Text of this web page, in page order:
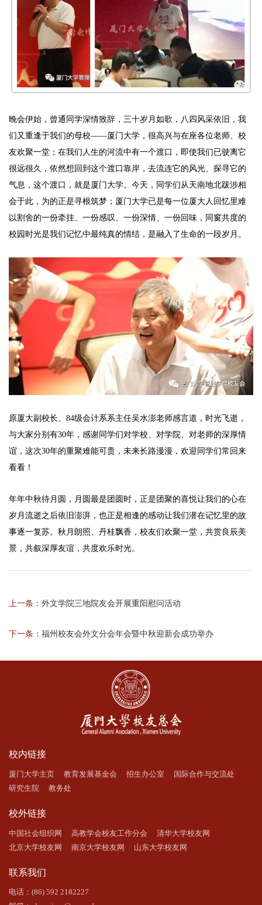
晚会伊始，曾通同学深情致辞，三十岁月如歌，八四风采依旧，我
们又重逢于我们的母校——厦门大学，很高兴与在座各位老师、校
友欢聚一堂；在我们人生的河流中有一个渡口，即使我们已驶离它
很远很久，依然想回到这个渡口靠岸，去流连它的风光、探寻它的
气息，这个渡口，就是厦门大学。今天，同学们从天南地北跋涉相
会于此，为的正是寻根筑梦；厦门大学已是每一位厦大人回忆里难
以割舍的一份牵挂、一份感叹、一份深情、一份回味，同窗共度的
校园时光是我们记忆中最纯真的情结，是融入了生命的一段岁月。
原厦大副校长、84级会计系系主任吴水澎老师感言道，时光飞逝，
与大家分别有30年，感谢同学们对学校、对学院、对老师的深厚情
谊，这次30年的重聚难能可贵，未来长路漫漫，欢迎同学们常回来
看看！
年年中秋待月圆，月圆最是团圆时，正是团聚的喜悦让我们的心在
岁月流逝之后依旧澎湃，也正是相逢的感动让我们潜在记忆里的故
事逐一复苏。秋月朗照、丹桂飘香，校友们欢聚一堂，共赏良辰美
景，共叙深厚友谊，共度欢乐时光。
上一条： 外文学院三地院友会开展重阳慰问活动
下一条： 福州校友会外文分会年会暨中秋迎新会成功举办
校内链接
厦门大学主页 教育发展基金会 招生办公室
国际合作与交流处
研究生院
教务处
校外链接
中国社会组织网 高教学会校友工作分会
清华大学校友网
北京大学校友网
南京大学校友网 山东大学校友网
联系我们
电话：(86) 592 2182227